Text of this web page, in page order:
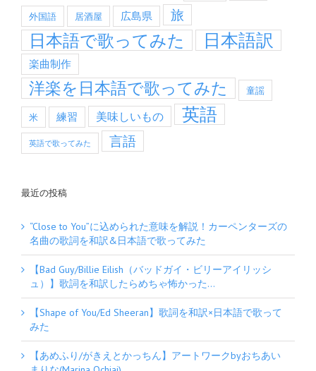
外国語 居酒屋 広島県 旅
日本語で歌ってみた 日本語訳
楽曲制作
洋楽を日本語で歌ってみた 童謡
米 練習 美味しいもの 英語
英語で歌ってみた 言語
最近の投稿
“Close to You”に込められた意味を解説！カーペンターズの
名曲の歌詞を和訳&日本語で歌ってみた
【Bad Guy/Billie Eilish（バッドガイ・ビリーアイリッシ
ュ）】歌詞を和訳したらめちゃ怖かった…
【Shape of You/Ed Sheeran】歌詞を和訳×日本語で歌って
みた
【あめふり/がきえとかっちん】アートワークbyおちあい